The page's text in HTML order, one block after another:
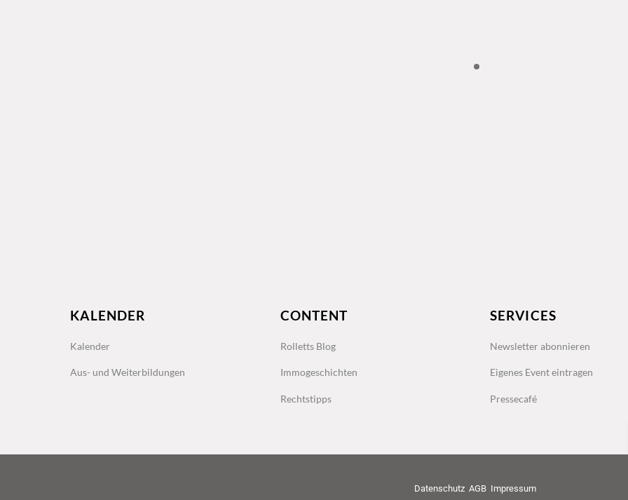
KALENDER
Kalender
Aus- und Weiterbildungen
CONTENT
Rolletts Blog
Immogeschichten
Rechtstipps
SERVICES
Newsletter abonnieren
Eigenes Event eintragen
Pressecafé
Datenschutz AGB Impressum